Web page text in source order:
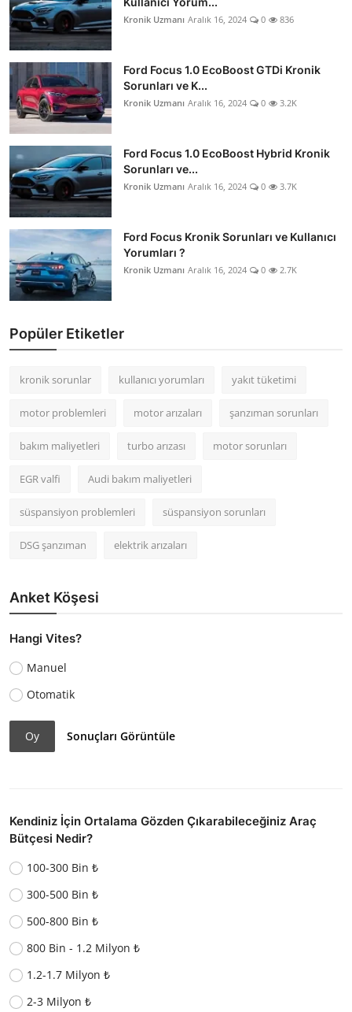
Kronik Uzmanı Aralık 16, 2024 0 836
Ford Focus 1.0 EcoBoost GTDi Kronik
Sorunları ve K...
Kronik Uzmanı Aralık 16, 2024 0 3.2K
Ford Focus 1.0 EcoBoost Hybrid Kronik
Sorunları ve...
Kronik Uzmanı Aralık 16, 2024 0 3.7K
Ford Focus Kronik Sorunları ve Kullanıcı
Yorumları ?
Kronik Uzmanı Aralık 16, 2024 0 2.7K
Popüler Etiketler
kronik sorunlar kullanıcı yorumları yakıt tüketimi
motor problemleri motor arızaları şanzıman sorunları
bakım maliyetleri turbo arızası motor sorunları
EGR valfi Audi bakım maliyetleri
süspansiyon problemleri süspansiyon sorunları
DSG şanzıman elektrik arızaları
Anket Köşesi
Hangi Vites?
Manuel
Otomatik
Oy Sonuçları Görüntüle
Kendiniz İçin Ortalama Gözden Çıkarabileceğiniz Araç
Bütçesi Nedir?
100-300 Bin ₺
300-500 Bin ₺
500-800 Bin ₺
800 Bin - 1.2 Milyon ₺
1.2-1.7 Milyon ₺
2-3 Milyon ₺